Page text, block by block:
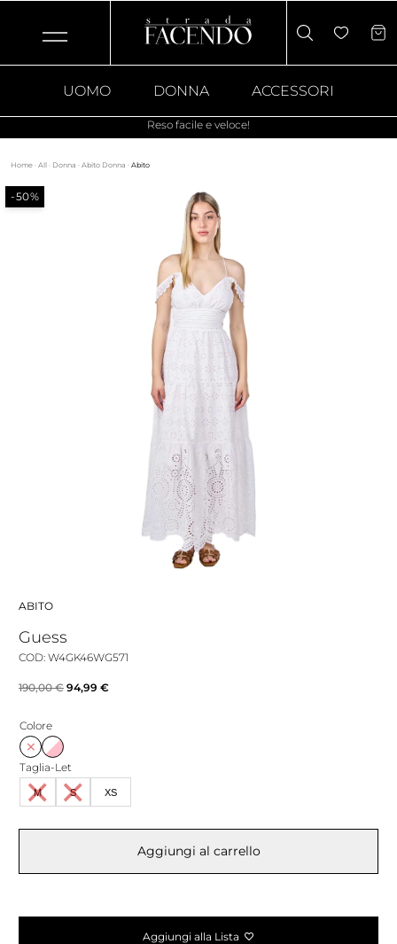
UOMO DONNA ACCESSORI
Reso facile e veloce!
Home · All · Donna · Abito Donna · Abito
-50%
ABITO
Guess
COD: W4GK46WG571
190,00€ Il
era:
190,00 €.
94,99 €Il
94,99 €.
Colore
Taglia-Let
M S XS
Aggiungi al carrello
Aggiungi alla Lista